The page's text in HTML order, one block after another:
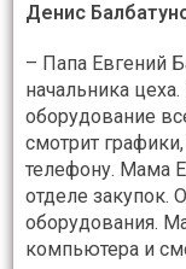
Денис
– Папа Евгений
начальника
оборудование
смотрит
телефону. Мама
отделе закупок.
оборудования.
компьютера и